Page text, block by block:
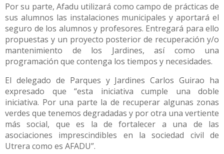
Por su parte, Afadu utilizará como campo de prácticas de
sus alumnos las instalaciones municipales y aportará el
seguro de los alumnos y profesores. Entregará para ello
propuestas y un proyecto posterior de recuperación y/o
mantenimiento de los Jardines, así como una
programación que contenga los tiempos y necesidades.
El delegado de Parques y Jardines Carlos Guirao ha
expresado que “esta iniciativa cumple una doble
iniciativa. Por una parte la de recuperar algunas zonas
verdes que tenemos degradadas y por otra una vertiente
más social, que es la de fortalecer a una de las
asociaciones imprescindibles en la sociedad civil de
Utrera como es AFADU”.